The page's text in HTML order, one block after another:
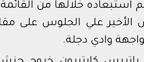
استبعاده خلالها من
الأخير علي الجلوس على
وادي دجلة.